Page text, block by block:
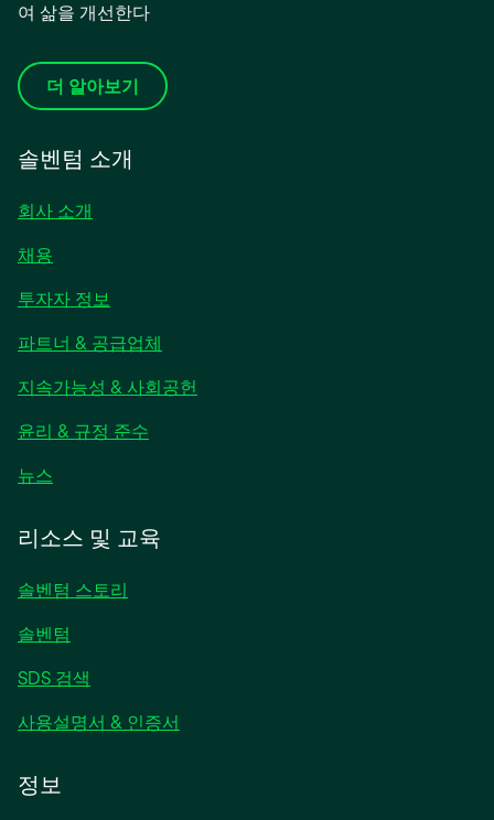
여 삶을 개선한다
더 알아보기
솔벤텀 소개
회사 소개
채용
투자자 정보
에
서
림
파트너 & 공급업체
지속가능성 & 사회공헌
윤리 & 규정 준수
뉴스
서
열
림
리소스 및 교육
솔벤텀 스토리
솔벤텀
SDS 검색
사용설명서 & 인증서
정보